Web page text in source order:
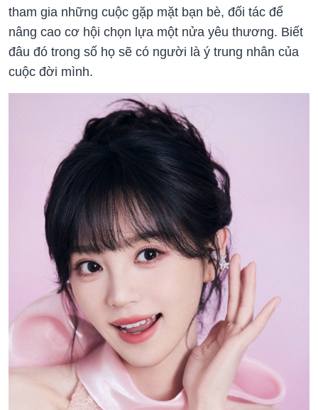
tham gia những cuộc gặp mặt bạn bè, đối tác để
nâng cao cơ hội chọn lựa một nửa yêu thương. Biết
đâu đó trong số họ sẽ có người là ý trung nhân của
cuộc đời mình.